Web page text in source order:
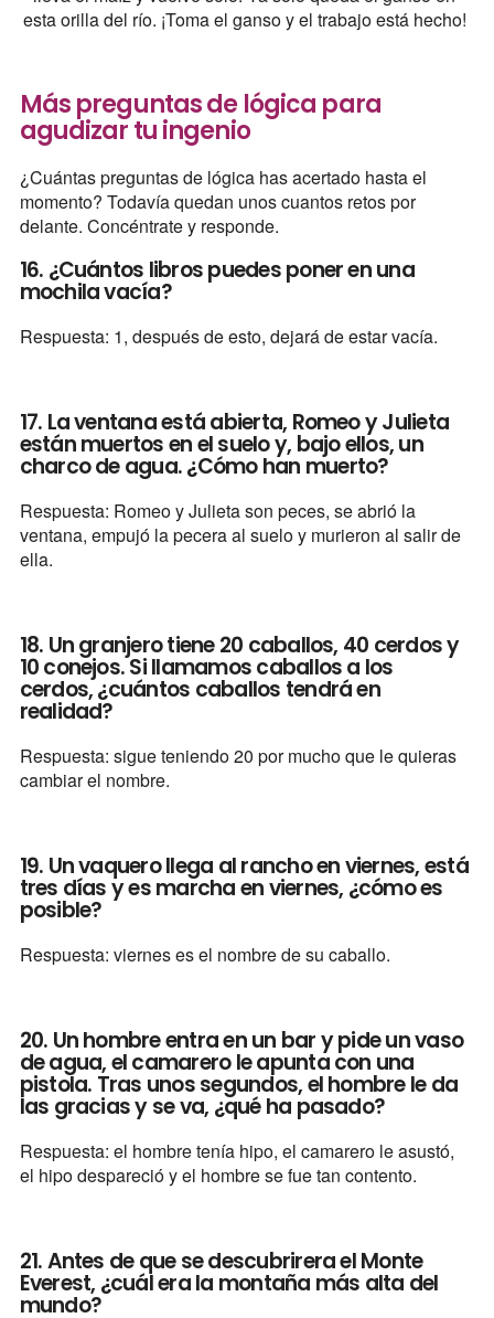
esta orilla del río. ¡Toma el ganso y el trabajo está hecho!
Más preguntas de lógica para
agudizar tu ingenio
¿Cuántas preguntas de lógica has acertado hasta el
momento? Todavía quedan unos cuantos retos por
delante. Concéntrate y responde.
16. ¿Cuántos libros puedes poner en una
mochila vacía?
Respuesta: 1, después de esto, dejará de estar vacía.
17. La ventana está abierta, Romeo y Julieta
están muertos en el suelo y, bajo ellos, un
charco de agua. ¿Cómo han muerto?
Respuesta: Romeo y Julieta son peces, se abrió la
ventana, empujó la pecera al suelo y murieron al salir de
ella.
18. Un granjero tiene 20 caballos, 40 cerdos y
10 conejos. Si llamamos caballos a los
cerdos, ¿cuántos caballos tendrá en
realidad?
Respuesta: sigue teniendo 20 por mucho que le quieras
cambiar el nombre.
19. Un vaquero llega al rancho en viernes, está
tres días y es marcha en viernes, ¿cómo es
posible?
Respuesta: viernes es el nombre de su caballo.
20. Un hombre entra en un bar y pide un vaso
de agua, el camarero le apunta con una
pistola. Tras unos segundos, el hombre le da
las gracias y se va, ¿qué ha pasado?
Respuesta: el hombre tenía hipo, el camarero le asustó,
el hipo despareció y el hombre se fue tan contento.
21. Antes de que se descubrirera el Monte
Everest, ¿cuál era la montaña más alta del
mundo?